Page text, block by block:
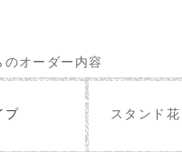
のオーダー内容
プ スタンド花